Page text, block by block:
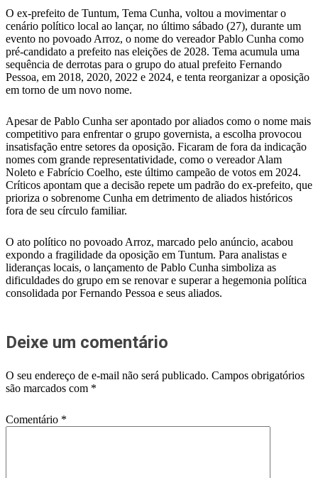
WhatsApp
O ex-prefeito de Tuntum, Tema Cunha, voltou a movimentar o
cenário político local ao lançar, no último sábado (27), durante um
evento no povoado Arroz, o nome do vereador Pablo Cunha como
pré-candidato a prefeito nas eleições de 2028. Tema acumula uma
sequência de derrotas para o grupo do atual prefeito Fernando
Pessoa, em 2018, 2020, 2022 e 2024, e tenta reorganizar a oposição
em torno de um novo nome.
Apesar de Pablo Cunha ser apontado por aliados como o nome mais
competitivo para enfrentar o grupo governista, a escolha provocou
insatisfação entre setores da oposição. Ficaram de fora da indicação
nomes com grande representatividade, como o vereador Alam
Noleto e Fabrício Coelho, este último campeão de votos em 2024.
Críticos apontam que a decisão repete um padrão do ex-prefeito, que
prioriza o sobrenome Cunha em detrimento de aliados históricos
fora de seu círculo familiar.
O ato político no povoado Arroz, marcado pelo anúncio, acabou
expondo a fragilidade da oposição em Tuntum. Para analistas e
lideranças locais, o lançamento de Pablo Cunha simboliza as
dificuldades do grupo em se renovar e superar a hegemonia política
consolidada por Fernando Pessoa e seus aliados.
Deixe um comentário
O seu endereço de e-mail não será publicado. Campos obrigatórios
são marcados com *
Comentário *